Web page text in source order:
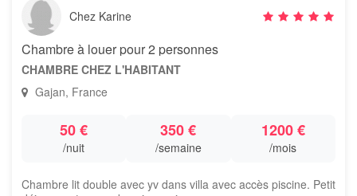
Chez Karine
Chambre à louer pour 2 personnes
CHAMBRE CHEZ L'HABITANT
Gajan, France
50 €
/nuit
350 €
/semaine
1200 €
/mois
Chambre lit double avec yv dans villa avec accès piscine. Petit